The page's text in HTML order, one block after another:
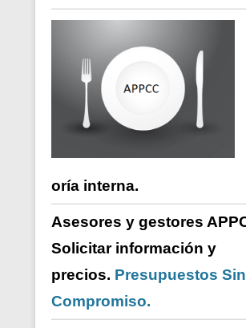
oría interna.
Asesores y gestores
Solicitar información y
precios. Presupuestos Sin
Compromiso.